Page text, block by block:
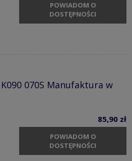
POWIADOM O
DOSTĘPNOŚCI
070S Manufaktura w
85,90 zł
POWIADOM O
DOSTĘPNOŚCI